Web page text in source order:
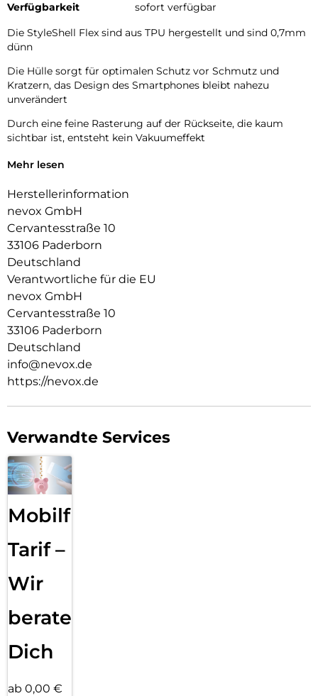
Verfügbarkeit
sofort verfügbar
Die StyleShell Flex sind aus TPU hergestellt und sind 0,7mm
dünn
Die Hülle sorgt für optimalen Schutz vor Schmutz und
Kratzern, das Design des Smartphones bleibt nahezu
unverändert
Durch eine feine Rasterung auf der Rückseite, die kaum
sichtbar ist, entsteht kein Vakuumeffekt
Alle Tasten und Ecken werden geschützt, zudem ist für die
Mehr lesen
Herstellerinformation
nevox GmbH
Cervantesstraße 10
33106 Paderborn
Deutschland
Verantwortliche für die EU
nevox GmbH
Cervantesstraße 10
33106 Paderborn
Deutschland
info@nevox.de
https://nevox.de
Verwandte Services
Mobilfunk
Tarif –
Wir
beraten
Dich
ab 0,00 €